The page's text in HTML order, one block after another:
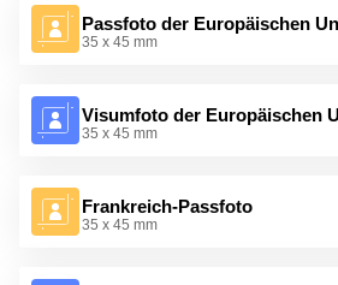
Passfoto der Europäischen
35 x 45 mm
Visumfoto der Europäischen
35 x 45 mm
Frankreich-Passfoto
35 x 45 mm